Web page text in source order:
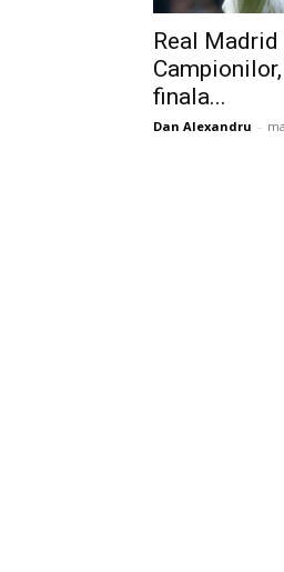
Real
finala...
Dan Alexandru -